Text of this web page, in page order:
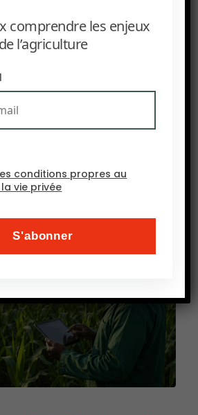
de l’essor entrepreneurial
comprendre les enjeux
de l’agriculture
conditions propres au
vie privée